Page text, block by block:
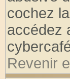
cochez
accédez
Revenir